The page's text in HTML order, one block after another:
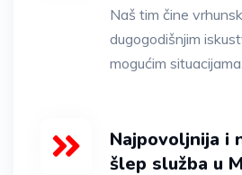
Naš tim čine
dugogodišnjim
mogućim situacijama.
Najpovoljnija i
šlep služba u